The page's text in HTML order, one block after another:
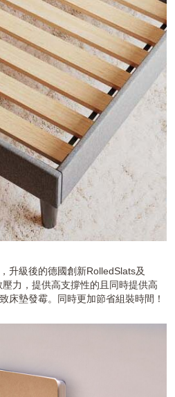
升級後的德國創新RolledSlats及
力，提供高支撐性的且同時提供高
床墊發霉。同時更加節省組裝時間！